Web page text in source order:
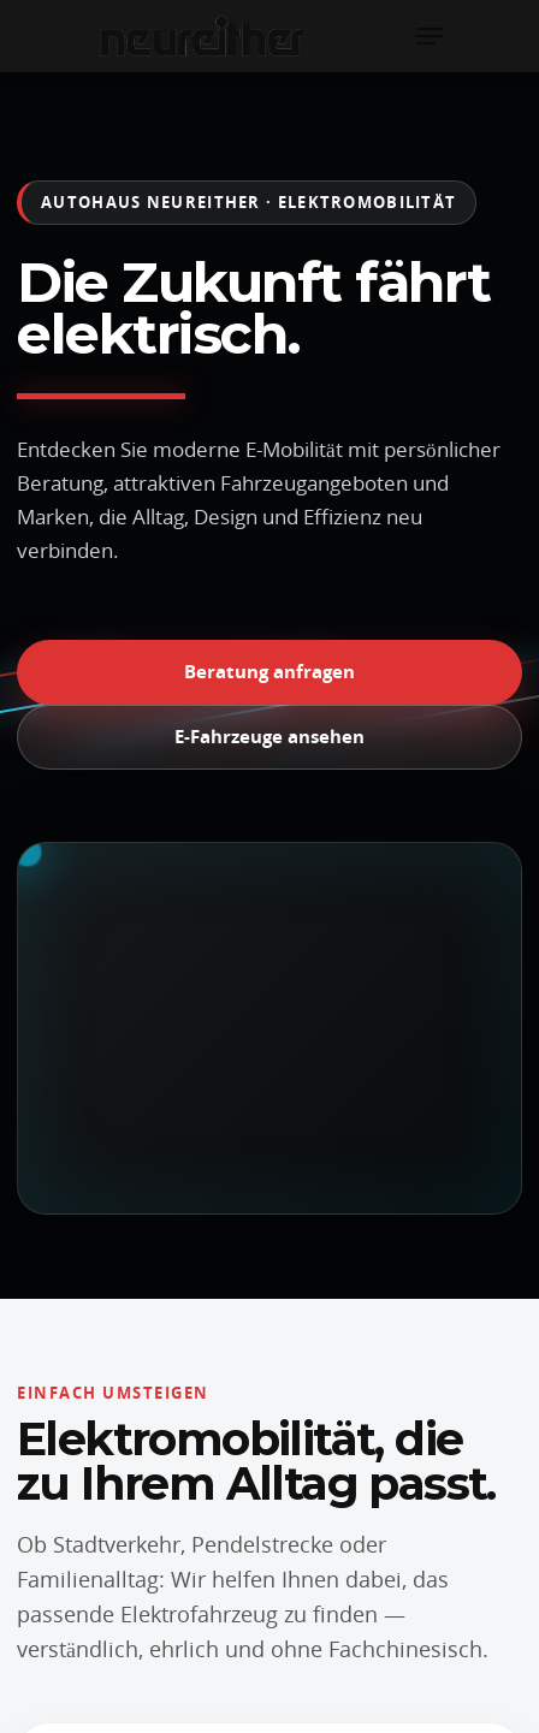
AUTOHAUS NEUREITHER · ELEKTROMOBILITÄT
Die Zukunft fährt
elektrisch.
Entdecken Sie moderne E-Mobilität mit persönlicher
Beratung, attraktiven Fahrzeugangeboten und
Marken, die Alltag, Design und Effizienz neu
verbinden.
Beratung anfragen
E-Fahrzeuge ansehen
EINFACH UMSTEIGEN
Elektromobilität, die
zu Ihrem Alltag passt.
Ob Stadtverkehr, Pendelstrecke oder
Familienalltag: Wir helfen Ihnen dabei, das
passende Elektrofahrzeug zu finden —
verständlich, ehrlich und ohne Fachchinesisch.